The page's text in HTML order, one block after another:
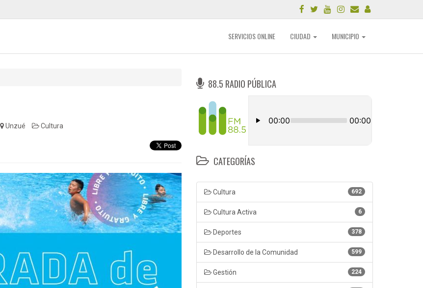
SERVICIOS ONLINE CIUDAD MUNICIPIO
Unzué Cultura
88.5 RADIO PÚBLICA
CATEGORÍAS
692
Cultura
6
Cultura Activa
378
Deportes
599
Desarrollo de la Comunidad
224
Gestión